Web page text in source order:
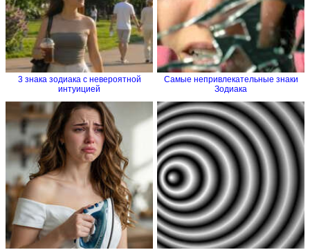
3 знака зодиака с невероятной
интуицией
Самые непривлекательные знаки
Зодиака